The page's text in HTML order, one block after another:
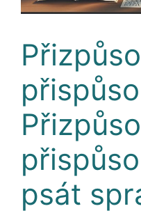
psát